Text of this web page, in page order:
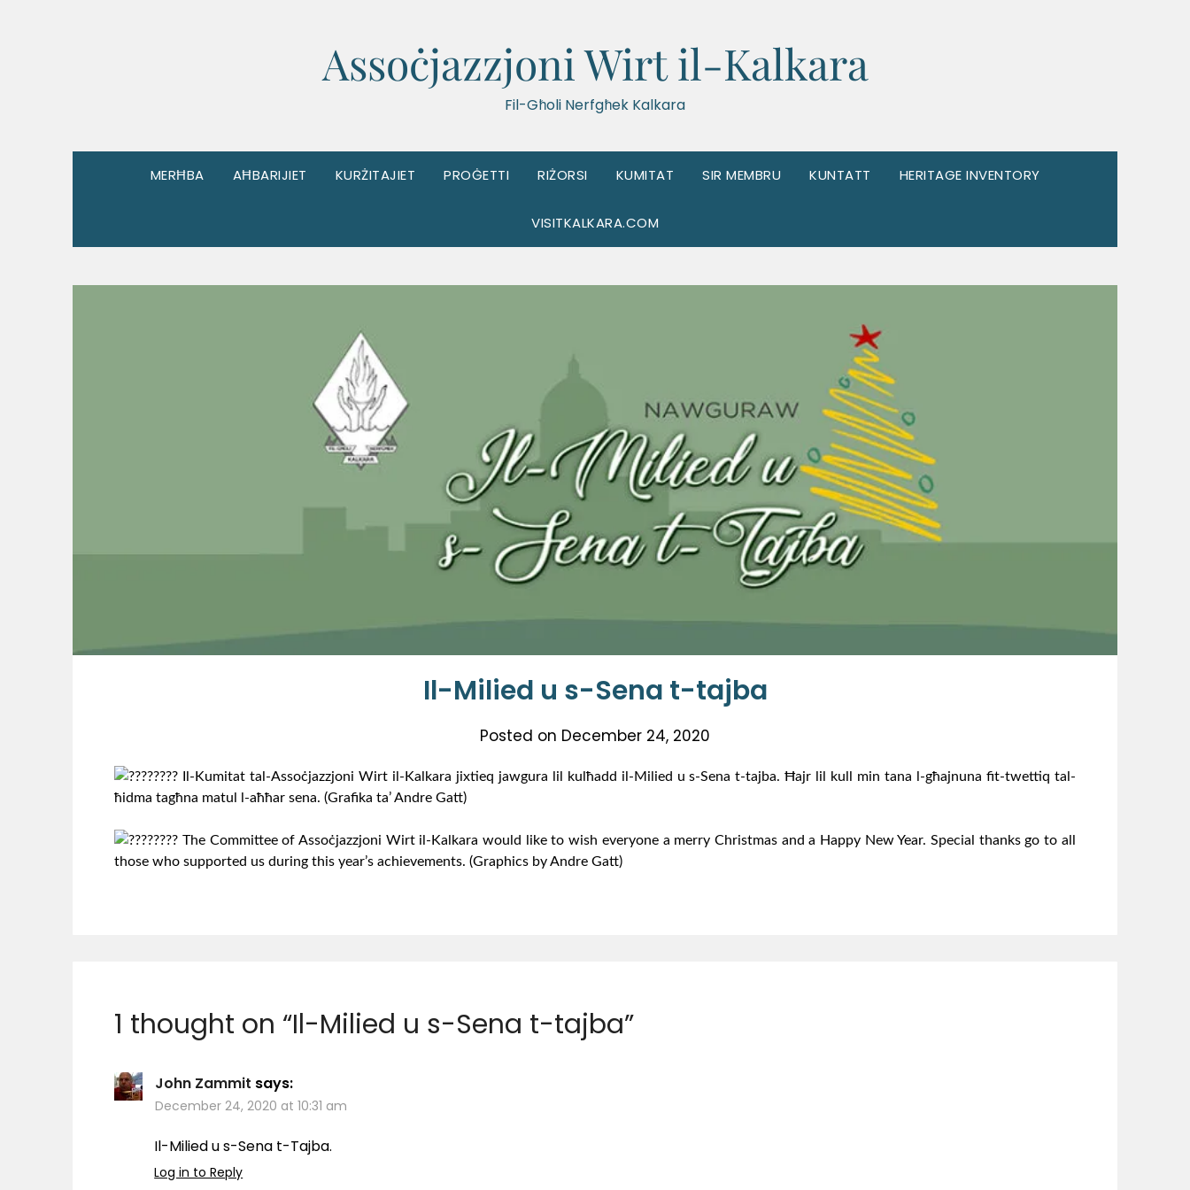
Assoċjazzjoni Wirt il-Kalkara
Fil-Għoli Nerfgħek Kalkara
MERĦBA AĦBARIJIET KURŻITAJIET PROĠETTI RIŻORSI KUMITAT SIR MEMBRU KUNTATT HERITAGE INVENTORY
VISITKALKARA.COM
Il-Milied u s-Sena t-tajba
Posted on December 24, 2020
Il-Kumitat tal-Assoċjazzjoni Wirt il-Kalkara jixtieq jawgura lil kulħadd il-Milied u s-Sena t-tajba. Ħajr lil kull min tana l-għajnuna fit-twettiq tal-
ħidma tagħna matul l-aħħar sena. (Grafika ta’ Andre Gatt)
The Committee of Assoċjazzjoni Wirt il-Kalkara would like to wish everyone a merry Christmas and a Happy New Year. Special thanks go to all
those who supported us during this year’s achievements. (Graphics by Andre Gatt)
1 thought on “Il-Milied u s-Sena t-tajba”
John Zammit says:
December 24, 2020 at 10:31 am
Il-Milied u s-Sena t-Tajba.
Log in to Reply